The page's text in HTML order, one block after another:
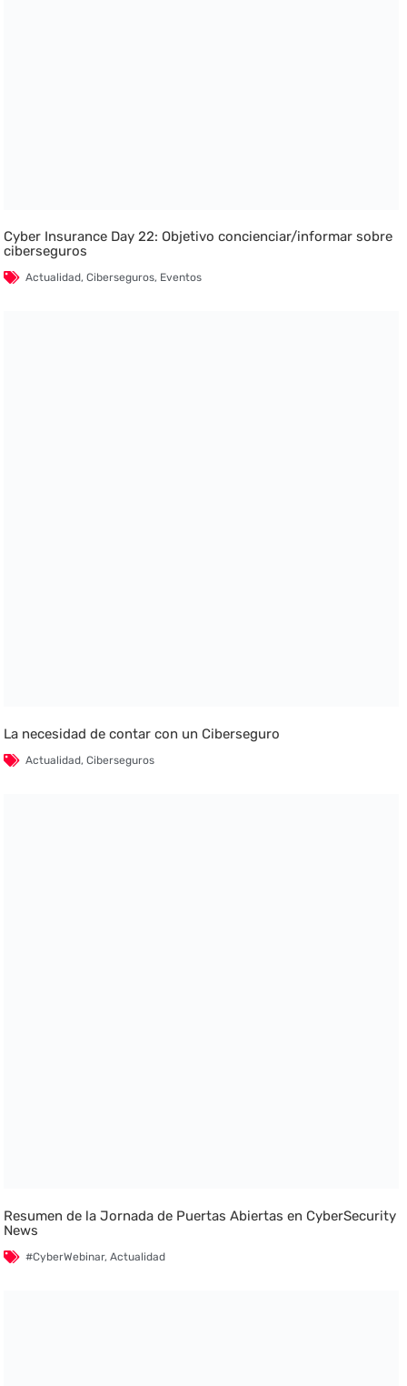
Cyber Insurance Day 22: Objetivo concienciar/informar sobre
ciberseguros
Actualidad,Ciberseguros, Eventos
La necesidad de contar con un Ciberseguro
Actualidad,Ciberseguros
Resumen de la Jornada de Puertas Abiertas en CyberSecurity
News
#CyberWebinar,Actualidad